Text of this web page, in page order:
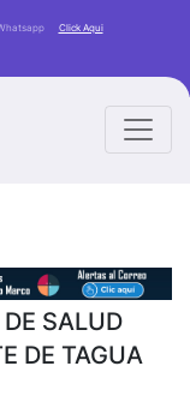
Click Aqui
SALUD
DE TAGUA